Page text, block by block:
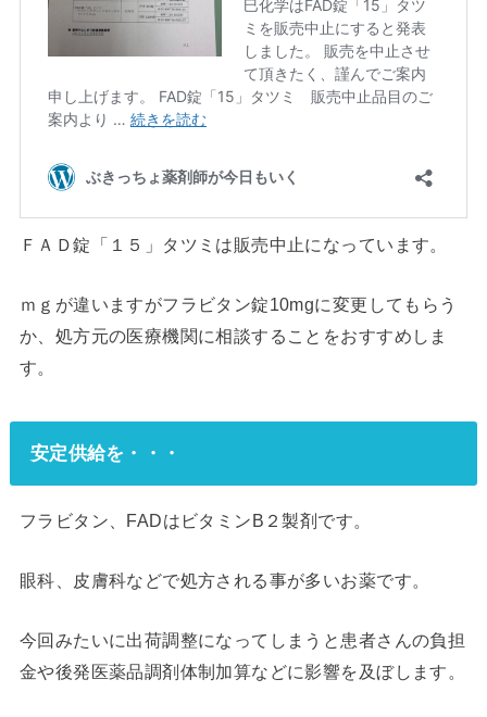
ＦＡＤ錠「１５」タツミは販売中止になっています。
ｍｇが違いますがフラビタン錠10mgに変更してもらう
か、処方元の医療機関に相談することをおすすめしま
す。
安定供給を・・・
フラビタン、FADはビタミンB２製剤です。
眼科、皮膚科などで処方される事が多いお薬です。
今回みたいに出荷調整になってしまうと患者さんの負担
金や後発医薬品調剤体制加算などに影響を及ぼします。